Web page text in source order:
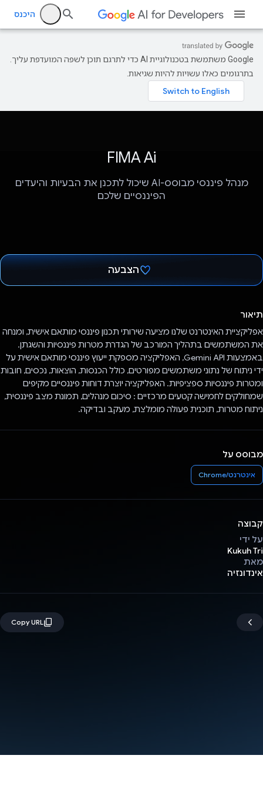
היכנס
‫Google משתמשת בטכנולוגיית AI כדי לתרגם תוכן לשפה המועדפת עליך.
בתרגומים כאלו עשויות להיות שגיאות.
FIMA Ai
מנהל פיננסי מבוסס-AI שיכול לתכנן את הבעיות והיעדים
הפיננסיים שלכם
הצבעה
תיאור
אפליקציית האינטרנט שלנו מציעה שירותי תכנון פיננסי מותאם אישית, ומנחה
את המשתמשים בתהליך המורכב של הגדרת מטרות פיננסיות והשגתן.
באמצעות Gemini API, האפליקציה מספקת ייעוץ פיננסי מותאם אישית על
ידי ניתוח של נתוני משתמשים מפורטים, כולל הכנסות, הוצאות, נכסים, חובות
ומטרות פיננסיות ספציפיות. האפליקציה יוצרת דוחות פיננסיים מקיפים
שמחולקים לחמישה קטעים מרכזיים : סיכום מנהלים, תמונת מצב פיננסית,
ניתוח מטרות, תוכנית פעולה מומלצת, מעקב ובדיקה.
מבוסס על
אינטרנט/Chrome
קבוצה
על ידי
Kukuh Tri
מאת
אינדונזיה